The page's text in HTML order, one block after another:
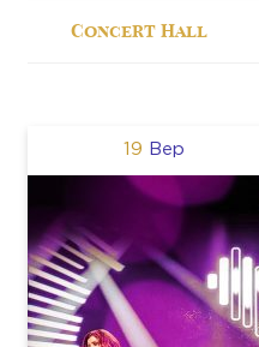
Concert Hall
Вер
19